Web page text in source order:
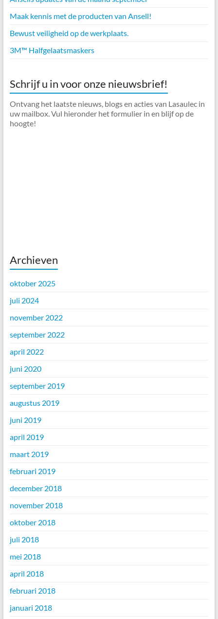
Maak kennis met de producten van Ansell!
Bewust veiligheid op de werkplaats.
3M™ Halfgelaatsmaskers
Schrijf u in voor onze nieuwsbrief!
Ontvang het laatste nieuws, blogs en acties van Lasaulec in
uw mailbox. Vul hieronder het formulier in en blijf op de
hoogte!
Archieven
oktober 2025
juli 2024
november 2022
september 2022
april 2022
juni 2020
september 2019
augustus 2019
juni 2019
april 2019
maart 2019
februari 2019
december 2018
november 2018
oktober 2018
juli 2018
mei 2018
april 2018
februari 2018
januari 2018